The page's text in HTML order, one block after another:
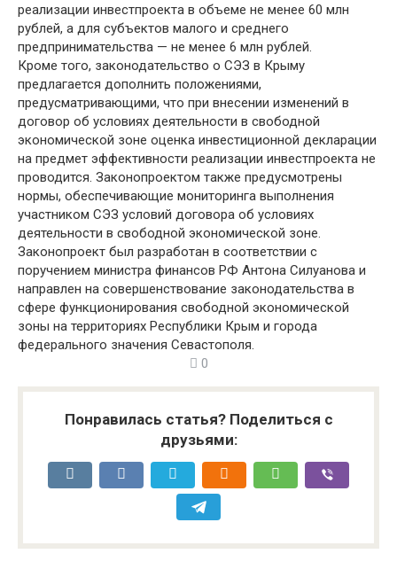
реализации инвестпроекта в объеме не менее 60 млн
рублей, а для субъектов малого и среднего
предпринимательства — не менее 6 млн рублей.
Кроме того, законодательство о СЭЗ в Крыму
предлагается дополнить положениями,
предусматривающими, что при внесении изменений в
договор об условиях деятельности в свободной
экономической зоне оценка инвестиционной декларации
на предмет эффективности реализации инвестпроекта не
проводится. Законопроектом также предусмотрены
нормы, обеспечивающие мониторинга выполнения
участником СЭЗ условий договора об условиях
деятельности в свободной экономической зоне.
Законопроект был разработан в соответствии с
поручением министра финансов РФ Антона Силуанова и
направлен на совершенствование законодательства в
сфере функционирования свободной экономической
зоны на территориях Республики Крым и города
федерального значения Севастополя.
0
Понравилась статья? Поделиться с
друзьями: